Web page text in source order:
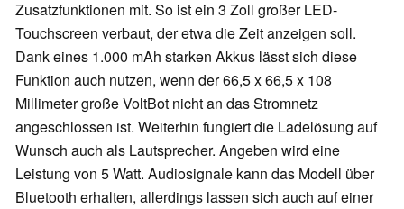
Zusatzfunktionen mit. So ist ein 3 Zoll großer LED-
Touchscreen verbaut, der etwa die Zeit anzeigen soll.
Dank eines 1.000 mAh starken Akkus lässt sich diese
Funktion auch nutzen, wenn der 66,5 x 66,5 x 108
Millimeter große VoltBot nicht an das Stromnetz
angeschlossen ist. Weiterhin fungiert die Ladelösung auf
Wunsch auch als Lautsprecher. Angeben wird eine
Leistung von 5 Watt. Audiosignale kann das Modell über
Bluetooth erhalten, allerdings lassen sich auch auf einer